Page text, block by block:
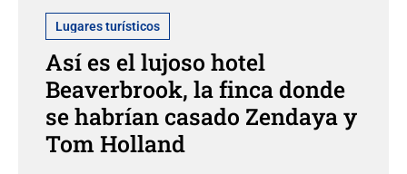
Lugares turísticos
Así es el lujoso hotel
Beaverbrook, la finca donde
se habrían casado Zendaya y
Tom Holland